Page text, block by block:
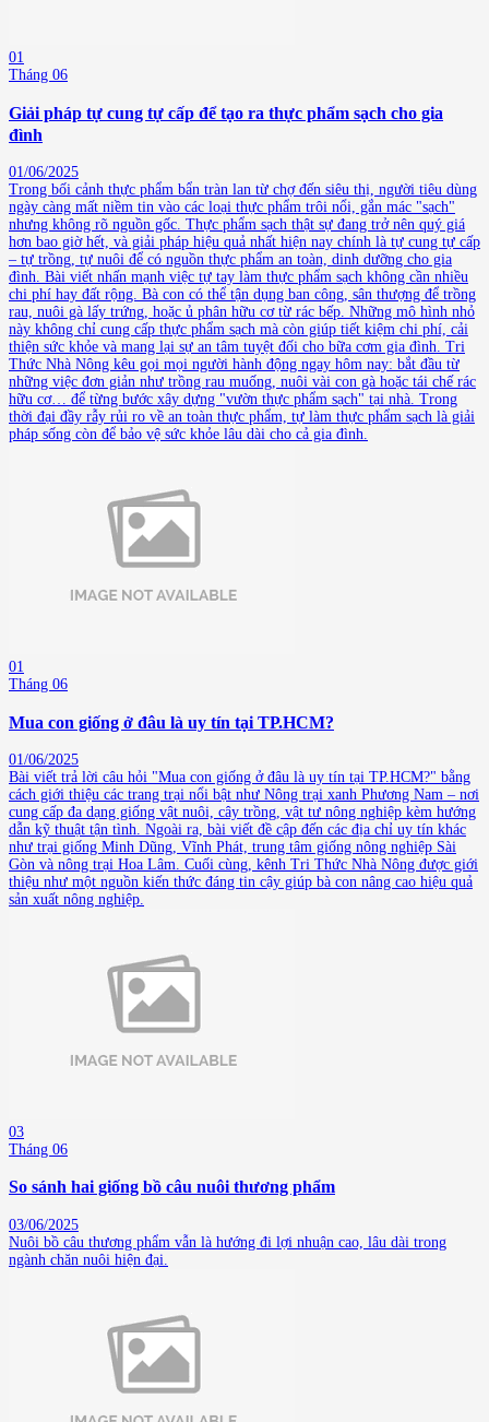
01
Tháng 06
Giải pháp tự cung tự cấp để tạo ra thực phẩm sạch cho gia
đình
01/06/2025
Trong bối cảnh thực phẩm bẩn tràn lan từ chợ đến siêu thị, người tiêu dùng
ngày càng mất niềm tin vào các loại thực phẩm trôi nổi, gắn mác "sạch"
nhưng không rõ nguồn gốc. Thực phẩm sạch thật sự đang trở nên quý giá
hơn bao giờ hết, và giải pháp hiệu quả nhất hiện nay chính là tự cung tự cấp
– tự trồng, tự nuôi để có nguồn thực phẩm an toàn, dinh dưỡng cho gia
đình. Bài viết nhấn mạnh việc tự tay làm thực phẩm sạch không cần nhiều
chi phí hay đất rộng. Bà con có thể tận dụng ban công, sân thượng để trồng
rau, nuôi gà lấy trứng, hoặc ủ phân hữu cơ từ rác bếp. Những mô hình nhỏ
này không chỉ cung cấp thực phẩm sạch mà còn giúp tiết kiệm chi phí, cải
thiện sức khỏe và mang lại sự an tâm tuyệt đối cho bữa cơm gia đình. Tri
Thức Nhà Nông kêu gọi mọi người hành động ngay hôm nay: bắt đầu từ
những việc đơn giản như trồng rau muống, nuôi vài con gà hoặc tái chế rác
hữu cơ… để từng bước xây dựng "vườn thực phẩm sạch" tại nhà. Trong
thời đại đầy rẫy rủi ro về an toàn thực phẩm, tự làm thực phẩm sạch là giải
pháp sống còn để bảo vệ sức khỏe lâu dài cho cả gia đình.
01
Tháng 06
Mua con giống ở đâu là uy tín tại TP.HCM?
01/06/2025
Bài viết trả lời câu hỏi "Mua con giống ở đâu là uy tín tại TP.HCM?" bằng
cách giới thiệu các trang trại nổi bật như Nông trại xanh Phương Nam – nơi
cung cấp đa dạng giống vật nuôi, cây trồng, vật tư nông nghiệp kèm hướng
dẫn kỹ thuật tận tình. Ngoài ra, bài viết đề cập đến các địa chỉ uy tín khác
như trại giống Minh Dũng, Vĩnh Phát, trung tâm giống nông nghiệp Sài
Gòn và nông trại Hoa Lâm. Cuối cùng, kênh Tri Thức Nhà Nông được giới
thiệu như một nguồn kiến thức đáng tin cậy giúp bà con nâng cao hiệu quả
sản xuất nông nghiệp.
03
Tháng 06
So sánh hai giống bồ câu nuôi thương phẩm
03/06/2025
Nuôi bồ câu thương phẩm vẫn là hướng đi lợi nhuận cao, lâu dài trong
ngành chăn nuôi hiện đại.